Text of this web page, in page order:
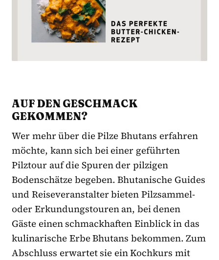
AUF DEN GESCHMACK
GEKOMMEN?
Wer mehr über die Pilze Bhutans erfahren
möchte, kann sich bei einer geführten
Pilztour auf die Spuren der pilzigen
Bodenschätze begeben. Bhutanische Guides
und Reiseveranstalter bieten Pilzsammel-
oder Erkundungstouren an, bei denen
Gäste einen schmackhaften Einblick in das
kulinarische Erbe Bhutans bekommen. Zum
Abschluss erwartet sie ein Kochkurs mit